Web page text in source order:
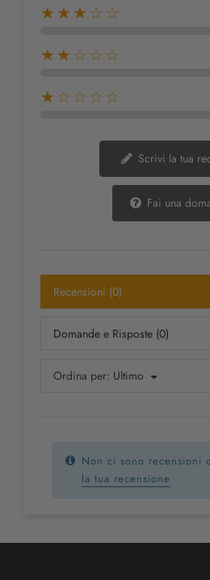
★★★☆☆
★★☆☆☆
★☆☆☆☆
Scrivi la tua
Fai una
Recensioni (0)
Domande e Risposte (0)
Ordina per: Ultimo
Non ci sono recensioni
la tua recensione